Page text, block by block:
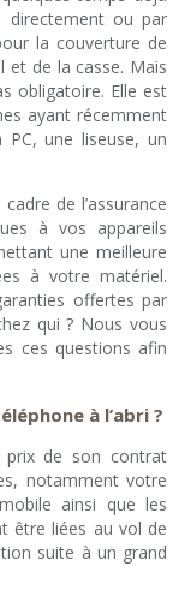
directement ou par
la couverture de
et de la casse. Mais
obligatoire. Elle est
ayant récemment
une liseuse, un
de l’assurance
à vos appareils
une meilleure
à votre matériel.
offertes par
qui ? Nous vous
ces questions afin
à l’abri ?
de son contrat
notamment votre
ainsi que les
être liées au vol de
suite à un grand